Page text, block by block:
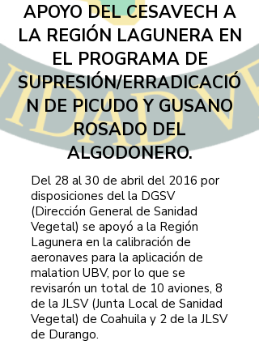
APOYO DEL CESAVECH A
LA REGIÓN LAGUNERA EN
EL PROGRAMA DE
SUPRESIÓN/ERRADICACIÓ
N DE PICUDO Y GUSANO
ROSADO DEL
ALGODONERO.
Del 28 al 30 de abril del 2016 por
disposiciones del la DGSV
(Dirección General de Sanidad
Vegetal) se apoyó a la Región
Lagunera en la calibración de
aeronaves para la aplicación de
malation UBV, por lo que se
revisarón un total de 10 aviones, 8
de la JLSV (Junta Local de Sanidad
Vegetal) de Coahuila y 2 de la JLSV
de Durango.